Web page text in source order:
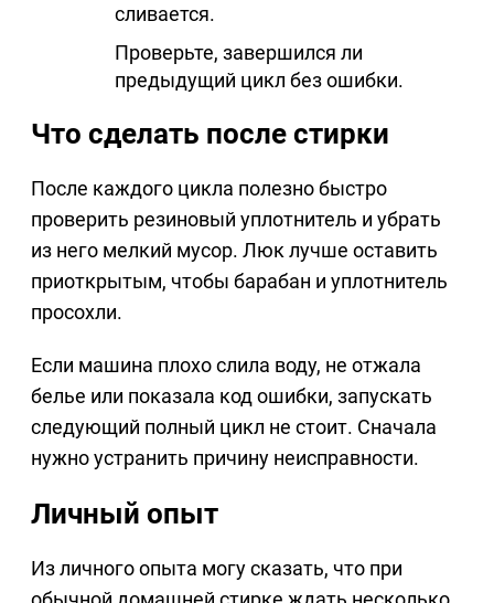
сливается.
Проверьте, завершился ли
предыдущий цикл без ошибки.
Что сделать после стирки
После каждого цикла полезно быстро
проверить резиновый уплотнитель и убрать
из него мелкий мусор. Люк лучше оставить
приоткрытым, чтобы барабан и уплотнитель
просохли.
Если машина плохо слила воду, не отжала
белье или показала код ошибки, запускать
следующий полный цикл не стоит. Сначала
нужно устранить причину неисправности.
Личный опыт
Из личного опыта могу сказать, что при